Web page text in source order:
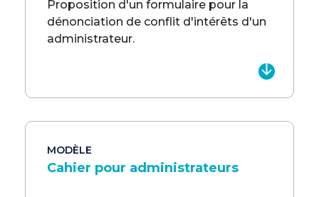
Proposition d'un formulaire pour la
dénonciation de conflit d'intérêts d'un
administrateur.
MODÈLE
Cahier pour administrateurs